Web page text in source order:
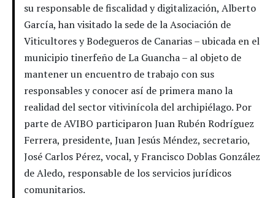
su responsable de fiscalidad y digitalización, Alberto
García, han visitado la sede de la Asociación de
Viticultores y Bodegueros de Canarias – ubicada en el
municipio tinerfeño de La Guancha – al objeto de
mantener un encuentro de trabajo con sus
responsables y conocer así de primera mano la
realidad del sector vitivinícola del archipiélago. Por
parte de AVIBO participaron Juan Rubén Rodríguez
Ferrera, presidente, Juan Jesús Méndez, secretario,
José Carlos Pérez, vocal, y Francisco Doblas González
de Aledo, responsable de los servicios jurídicos
comunitarios.